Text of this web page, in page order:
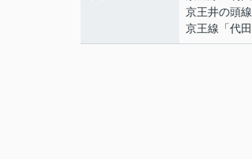
京王井の頭線
京王線 「代